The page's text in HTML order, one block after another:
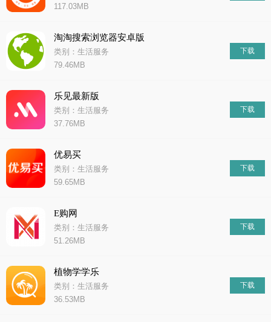
117.03MB
淘淘搜索浏览器安卓版
类别：生活服务
79.46MB
下载
乐见最新版
类别：生活服务
37.76MB
下载
优易买
类别：生活服务
59.65MB
下载
E购网
类别：生活服务
51.26MB
下载
植物学学乐
类别：生活服务
36.53MB
下载